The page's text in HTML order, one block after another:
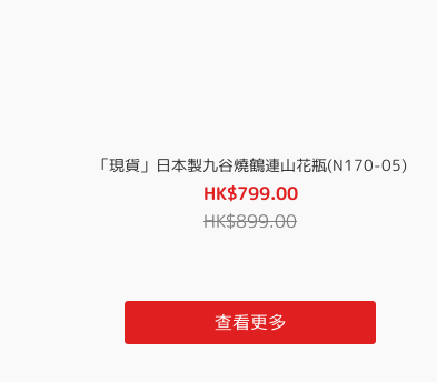
「現貨」日本製九谷燒鶴連山花瓶(N170-05)
HK$799.00
HK$899.00
查看更多